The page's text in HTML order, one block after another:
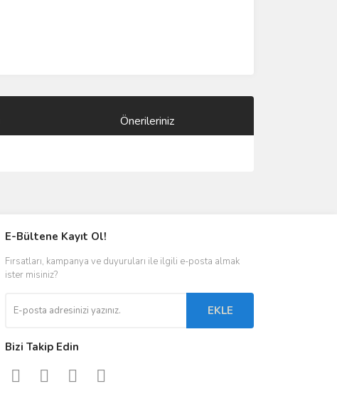
Önerileriniz
E-Bültene Kayıt Ol!
Fırsatları, kampanya ve duyuruları ile ilgili e-posta almak
ister misiniz?
EKLE
Bizi Takip Edin